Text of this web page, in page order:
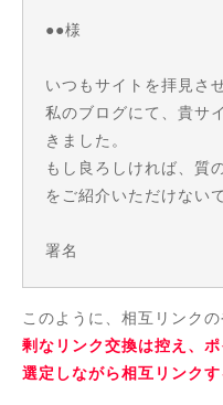
●●様
いつもサイトを拝見さ
私のブログにて、貴サ
きました。
もし良ろしければ、質
をご紹介いただけない
署名
このように、相互リンク
剰なリンク交換は控え、
選定しながら相互リンク